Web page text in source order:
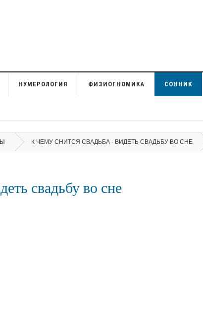
НУМЕРОЛОГИЯ ФИЗИОГНОМИКА СОННИК
К ЧЕМУ СНИТСЯ СВАДЬБА - ВИДЕТЬ СВАДЬБУ ВО СНЕ
свадьбу во сне